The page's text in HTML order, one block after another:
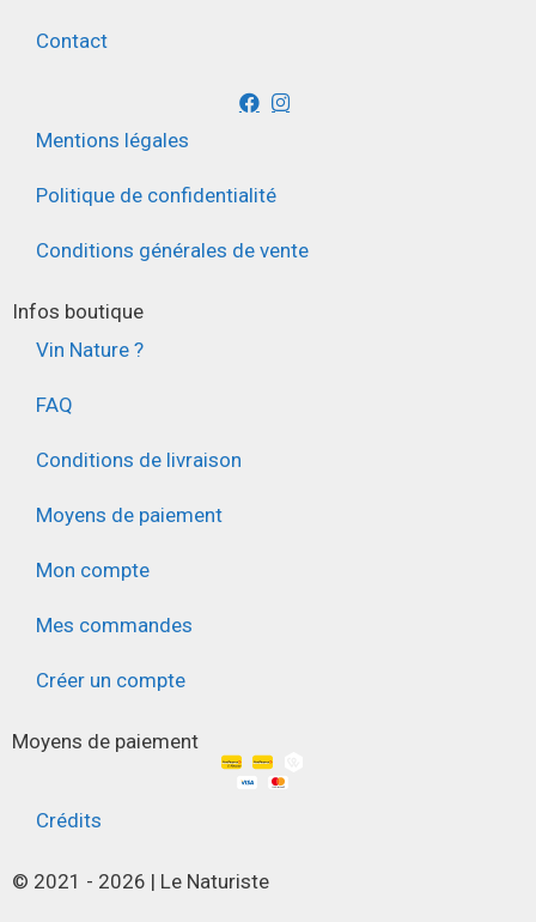
Contact
Mentions légales
Politique de confidentialité
Conditions générales de vente
Infos boutique
Vin Nature ?
FAQ
Conditions de livraison
Moyens de paiement
Mon compte
Mes commandes
Créer un compte
Moyens de paiement
Crédits
© 2021 - 2026 | Le Naturiste